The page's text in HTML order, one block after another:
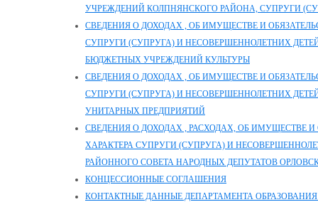
УЧРЕЖДЕНИЙ КОЛПНЯНСКОГО РАЙОНА, СУПРУГИ
СВЕДЕНИЯ О ДОХОДАХ , ОБ ИМУЩЕСТВЕ И
СУПРУГИ (СУПРУГА) И НЕСОВЕРШЕННОЛЕТНИХ
БЮДЖЕТНЫХ УЧРЕЖДЕНИЙ КУЛЬТУРЫ
СВЕДЕНИЯ О ДОХОДАХ , ОБ ИМУЩЕСТВЕ И
СУПРУГИ (СУПРУГА) И НЕСОВЕРШЕННОЛЕТНИХ
УНИТАРНЫХ ПРЕДПРИЯТИЙ
СВЕДЕНИЯ О ДОХОДАХ , РАСХОДАХ, ОБ ИМУЩЕСТВЕ
ХАРАКТЕРА СУПРУГИ (СУПРУГА) И
РАЙОННОГО СОВЕТА НАРОДНЫХ ДЕПУТАТОВ
КОНЦЕССИОННЫЕ СОГЛАШЕНИЯ
КОНТАКТНЫЕ ДАННЫЕ ДЕПАРТАМЕНТА